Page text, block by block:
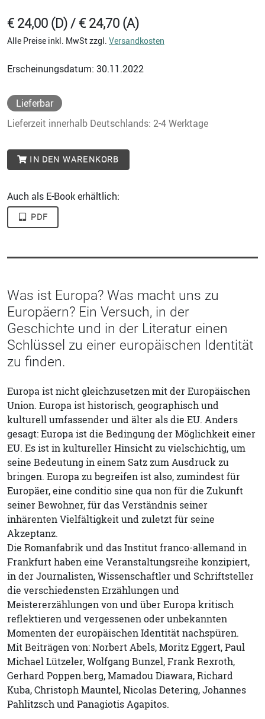
€ 24,00 (D) / € 24,70 (A)
Alle Preise inkl. MwSt zzgl. Versandkosten
Erscheinungsdatum: 30.11.2022
Lieferbar
Lieferzeit innerhalb Deutschlands: 2-4 Werktage
IN DEN WARENKORB
Auch als E-Book erhältlich:
PDF
Was ist Europa? Was macht uns zu
Europäern? Ein Versuch, in der
Geschichte und in der Literatur einen
Schlüssel zu einer europäischen Identität
zu finden.
Europa ist nicht gleichzusetzen mit der Europäischen
Union. Europa ist historisch, geographisch und
kulturell umfassender und älter als die EU. Anders
gesagt: Europa ist die Bedingung der Möglichkeit einer
EU. Es ist in kultureller Hinsicht zu vielschichtig, um
seine Bedeutung in einem Satz zum Ausdruck zu
bringen. Europa zu begreifen ist also, zumindest für
Europäer, eine conditio sine qua non für die Zukunft
seiner Bewohner, für das Verständnis seiner
inhärenten Vielfältigkeit und zuletzt für seine
Akzeptanz.
Die Romanfabrik und das Institut franco-allemand in
Frankfurt haben eine Veranstaltungsreihe konzipiert,
in der Journalisten, Wissenschaftler und Schriftsteller
die verschiedensten Erzählungen und
Meistererzählungen von und über Europa kritisch
reflektieren und vergessenen oder unbekannten
Momenten der europäischen Identität nachspüren.
Mit Beiträgen von: Norbert Abels, Moritz Eggert, Paul
Michael Lützeler, Wolfgang Bunzel, Frank Rexroth,
Gerhard Poppen.berg, Mamadou Diawara, Richard
Kuba, Christoph Mauntel, Nicolas Detering, Johannes
Pahlitzsch und Panagiotis Agapitos.